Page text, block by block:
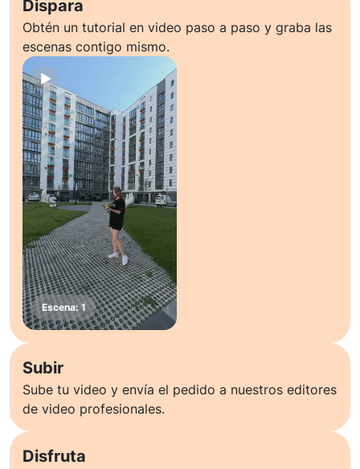
Dispara
Obtén un tutorial en video paso a paso y graba las
escenas contigo mismo.
Subir
Sube tu video y envía el pedido a nuestros editores
de video profesionales.
Disfruta